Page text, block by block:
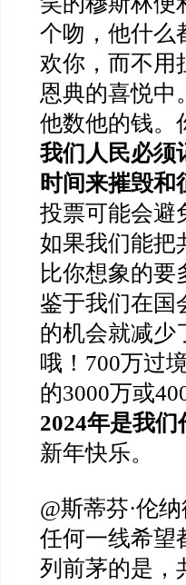
个吻，他什么
欢你，而不用
恩典的喜悦中。
他数他的钱。
我们人民必须
时间来摧毁和
投票可能会避
如果我们能把
比你想象的
鉴于我们在国
的机会就减少
哦！700万过
的3000万或
2024年是我
新年快乐。
@斯蒂芬·伦
任何一线希望
列前茅的是，